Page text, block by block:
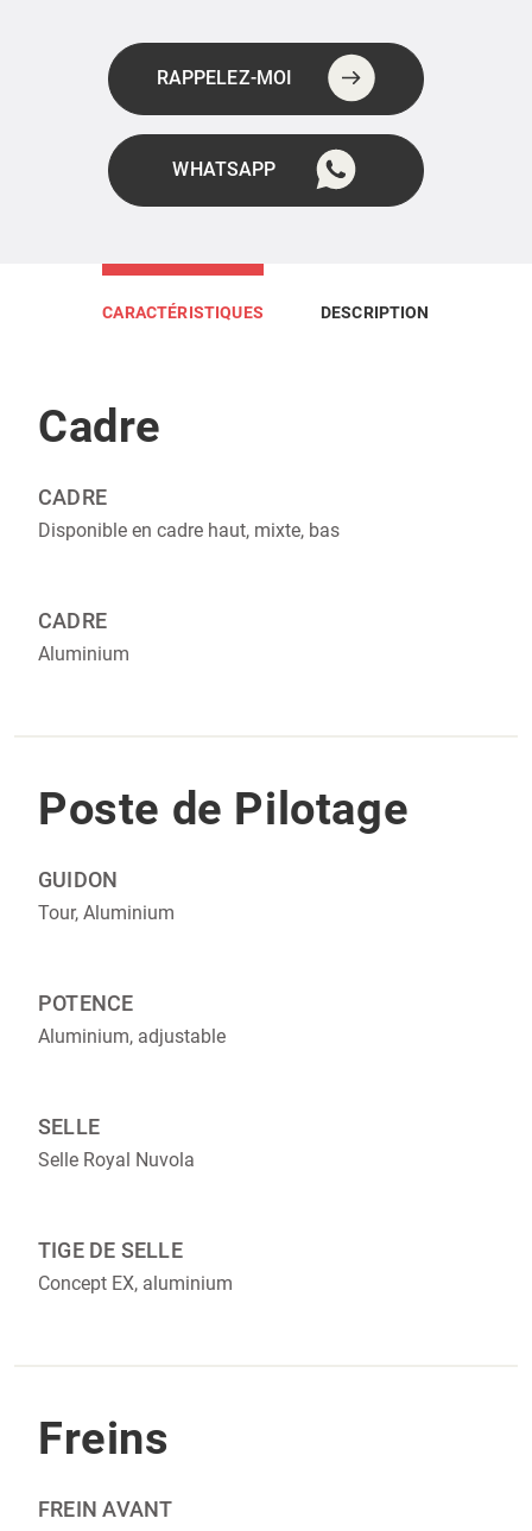
RAPPELEZ-MOI
WHATSAPP
CARACTÉRISTIQUES DESCRIPTION
Cadre
CADRE‎‎
Disponible en cadre haut, mixte, bas
CADRE‎‎
Aluminium
Poste de Pilotage
GUIDON
Tour, Aluminium
POTENCE
Aluminium, adjustable
SELLE
Selle Royal Nuvola
TIGE DE SELLE
Concept EX, aluminium
Freins
FREIN AVANT